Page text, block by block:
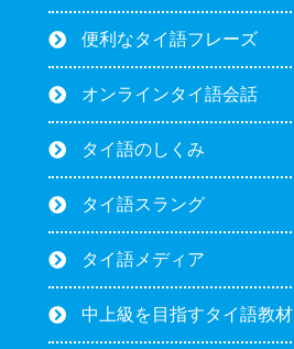
便利なタイ語フレーズ
オンラインタイ語会話
タイ語のしくみ
タイ語スラング
タイ語メディア
中上級を目指すタイ語教材